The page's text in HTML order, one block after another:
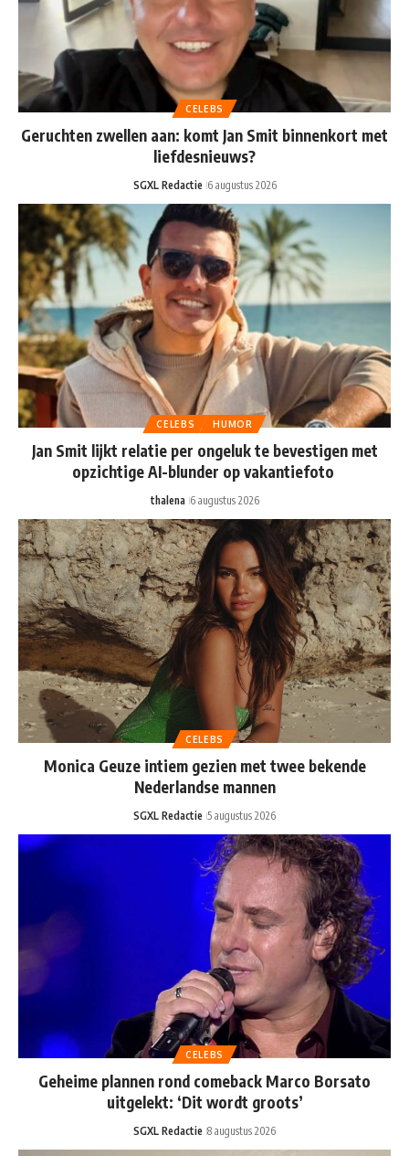
CELEBS
Geruchten zwellen aan: komt Jan Smit binnenkort met
liefdesnieuws?
SGXL Redactie 6 augustus 2026
CELEBS HUMOR
Jan Smit lijkt relatie per ongeluk te bevestigen met
opzichtige AI-blunder op vakantiefoto
thalena 6 augustus 2026
CELEBS
Monica Geuze intiem gezien met twee bekende
Nederlandse mannen
SGXL Redactie 5 augustus 2026
CELEBS
Geheime plannen rond comeback Marco Borsato
uitgelekt: ‘Dit wordt groots’
SGXL Redactie 8 augustus 2026